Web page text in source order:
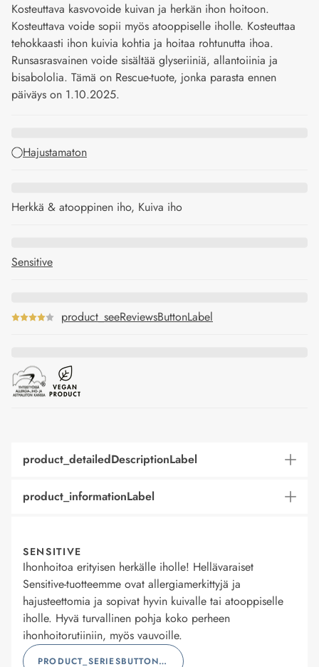
Kosteuttava kasvovoide kuivan ja herkän ihon hoitoon.
Kosteuttava voide sopii myös atooppiselle iholle. Kosteuttaa
tehokkaasti ihon kuivia kohtia ja hoitaa rohtunutta ihoa.
Runsasrasvainen voide sisältää glyseriiniä, allantoiinia ja
bisabololia. Tämä on Rescue-tuote, jonka parasta ennen
päiväys on 1.10.2025.
Hajustamaton
Herkkä & atooppinen iho, Kuiva iho
Sensitive
product_seeReviewsButtonLabel
product_detailedDescriptionLabel
product_informationLabel
SENSITIVE
Ihonhoitoa erityisen herkälle iholle! Hellävaraiset
Sensitive-tuotteemme ovat allergiamerkittyjä ja
hajusteettomia ja sopivat hyvin kuivalle tai atooppiselle
iholle. Hyvä turvallinen pohja koko perheen
ihonhoitorutiiniin, myös vauvoille.
PRODUCT_SERIESBUTTONLABEL